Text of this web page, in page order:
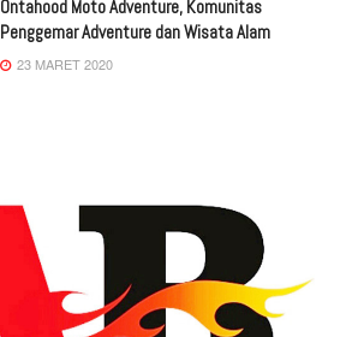
Ontahood Moto Adventure, Komunitas
Penggemar Adventure dan Wisata Alam
23 MARET 2020